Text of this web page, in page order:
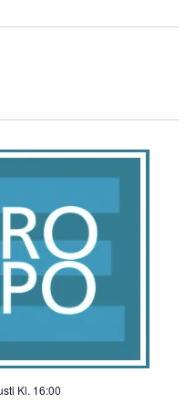
Kl. 16:00